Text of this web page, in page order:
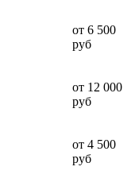
от 6 500
руб
от 12 000
руб
от 4 500
руб